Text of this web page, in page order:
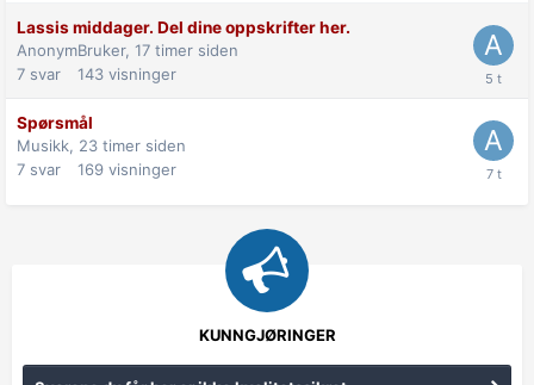
Lassis middager. Del dine oppskrifter her.
AnonymBruker, 17 timer siden
7 svar 143 visninger
Spørsmål
Musikk, 23 timer siden
7 svar 169 visninger
KUNNGJØRINGER